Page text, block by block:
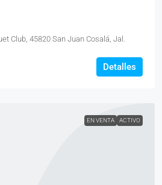
Club, 45820 San Juan Cosalá, Jal.
Detalles
EN VENTA ACTIVO